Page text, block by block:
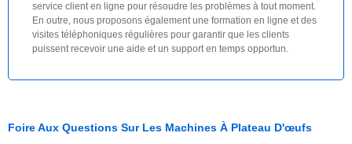
service client en ligne pour résoudre les problèmes à tout moment.
En outre, nous proposons également une formation en ligne et des
visites téléphoniques régulières pour garantir que les clients
puissent recevoir une aide et un support en temps opportun.
Foire Aux Questions Sur Les Machines À Plateau D'œufs